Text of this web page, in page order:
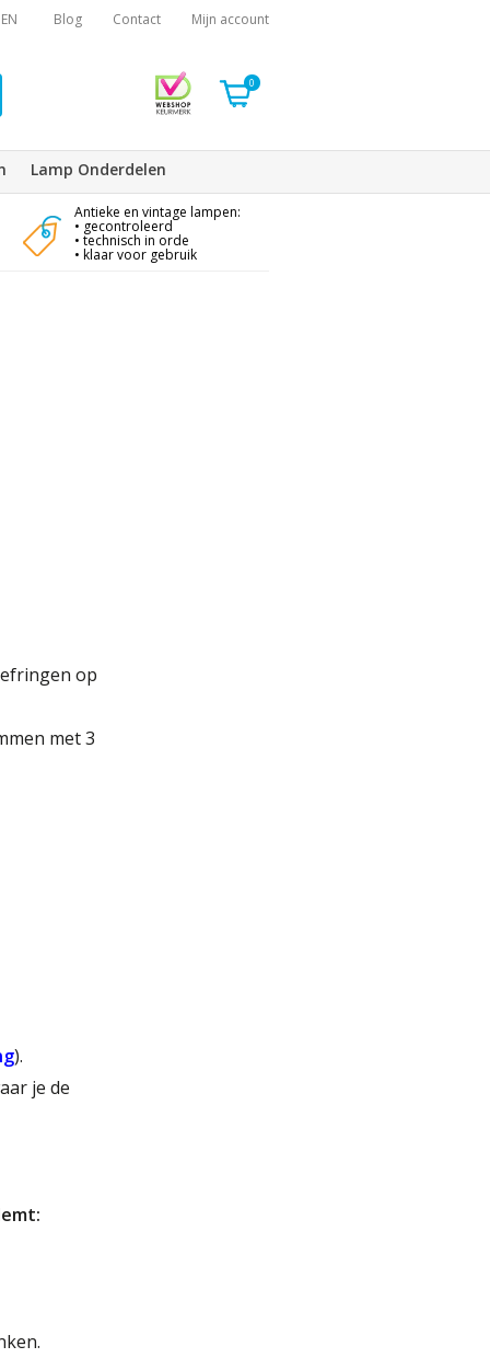
EN Blog Contact Mijn account
0
Lamp Onderdelen
Antieke en vintage lampen:
• gecontroleerd
• technisch in orde
• klaar voor gebruik
op
met 3
).
je de